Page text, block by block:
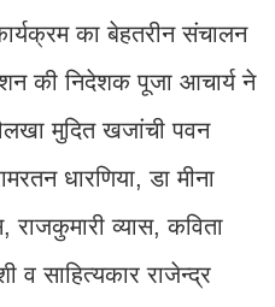
का बेहतरीन संचालन
की निदेशक पूजा आचार्य ने
मुदित खजांची पवन
धारणिया, डा मीना
राजकुमारी व्यास, कविता
व साहित्यकार राजेन्द्र